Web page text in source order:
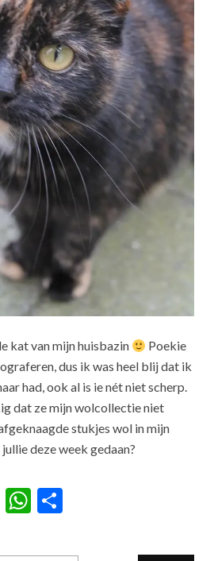
kat van mijn huisbazin
Poekie
dus ik was heel blij dat ik
had, ook al is ie nét niet scherp.
dat ze mijn wolcollectie niet
stukjes wol in mijn
deze week gedaan?
F
e
W
at ar